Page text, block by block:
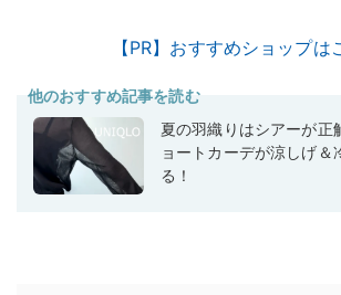
【PR】おすすめショップは
他のおすすめ記事を読む
夏の羽織りはシアーが
ョートカーデが涼しげ＆
る！